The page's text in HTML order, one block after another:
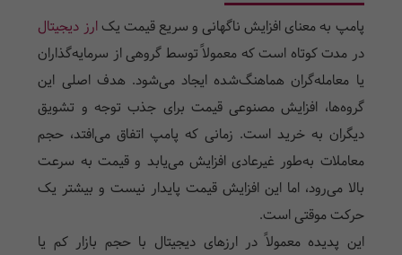
پامپ به معنای افزایش ناگهانی و سریع قیمت یکارز دیجیتال
در مدت کوتاه است که معمولاً توسط گروهی از سرمایه‌گذاران
یا معامله‌گران هماهنگ‌شده ایجاد می‌شود. هدف اصلی این
گروه‌ها، افزایش مصنوعی قیمت برای جذب توجه و تشویق
دیگران به خرید است. زمانی که پامپ اتفاق می‌افتد، حجم
معاملات به‌طور غیرعادی افزایش می‌یابد و قیمت به سرعت
بالا می‌رود، اما این افزایش قیمت پایدار نیست و بیشتر یک
حرکت موقتی است.
این پدیده معمولاً در ارزهای دیجیتال با حجم بازار کم یا